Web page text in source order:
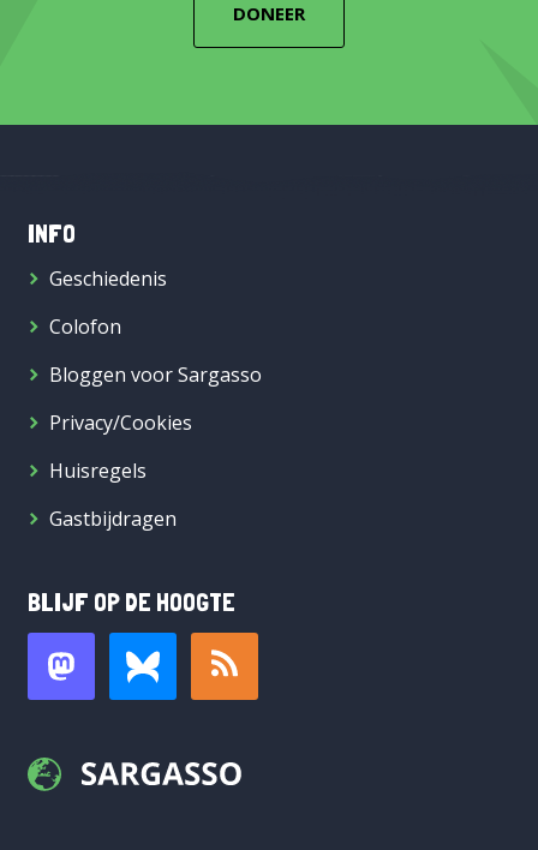
DONEER
INFO
Geschiedenis
Colofon
Bloggen voor Sargasso
Privacy/Cookies
Huisregels
Gastbijdragen
BLIJF OP DE HOOGTE